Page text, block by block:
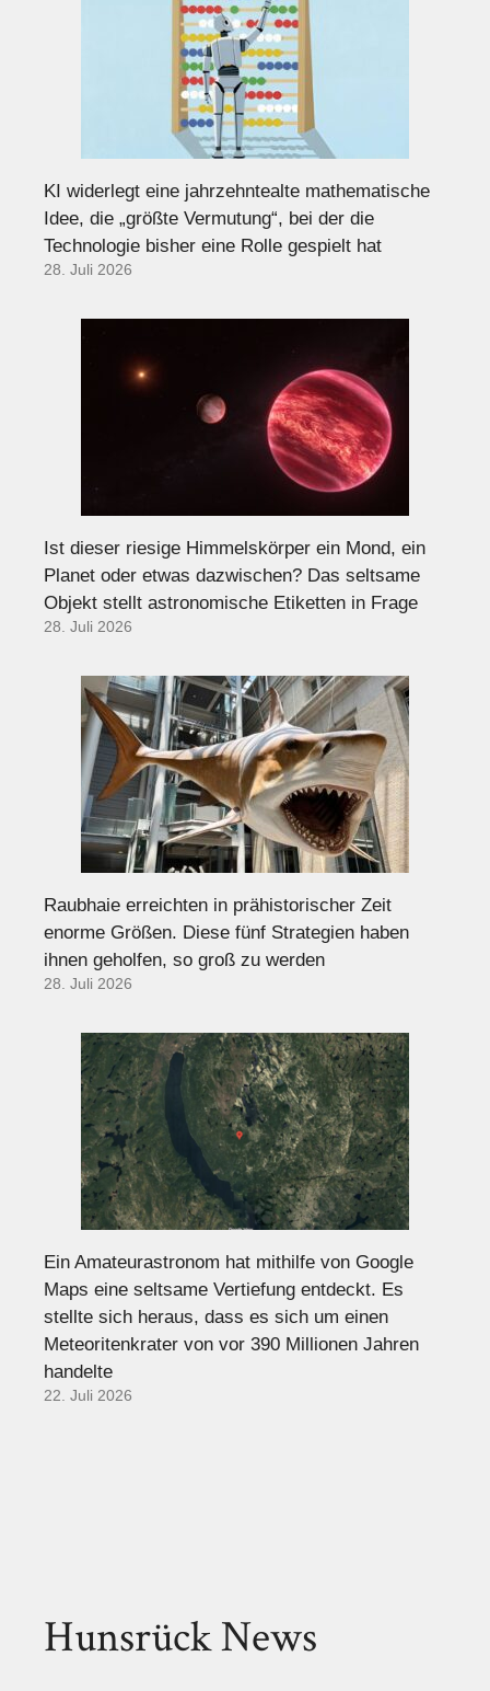
KI widerlegt eine jahrzehntealte mathematische
Idee, die „größte Vermutung“, bei der die
Technologie bisher eine Rolle gespielt hat
28. Juli 2026
Ist dieser riesige Himmelskörper ein Mond, ein
Planet oder etwas dazwischen? Das seltsame
Objekt stellt astronomische Etiketten in Frage
28. Juli 2026
Raubhaie erreichten in prähistorischer Zeit
enorme Größen. Diese fünf Strategien haben
ihnen geholfen, so groß zu werden
28. Juli 2026
Ein Amateurastronom hat mithilfe von Google
Maps eine seltsame Vertiefung entdeckt. Es
stellte sich heraus, dass es sich um einen
Meteoritenkrater von vor 390 Millionen Jahren
handelte
22. Juli 2026
Hunsrück News